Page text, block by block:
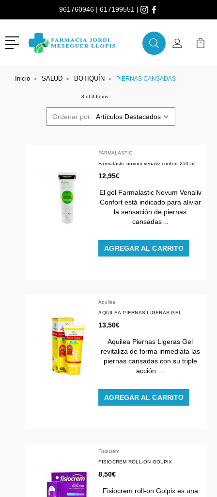
961760946 | 617199551 |
Menú
BuscarMi Cuenta
Mi
Inicio SALUD BOTIQUÍN PIERNAS CANSADAS
3 of 3 Items
Ordenar por:
FARMALASTIC
Farmalastic novum venaliv confort 250 mL
12,95€
El gel Farmalastic Novum Venaliv
Confort está indicado para aliviar
la sensación de piernas
cansadas…
AGREGAR AL CARRITO
Aquilea
AQUILEA PIERNAS LIGERAS GEL
13,50€
Aquilea Piernas Ligeras Gel
revitaliza de forma inmediata las
piernas cansadas con su triple
acción.…
AGREGAR AL CARRITO
Fisiocrem
FISIOCREM ROLL-ON GOLPIX
8,50€
Fisiocrem roll-on Golpix es una